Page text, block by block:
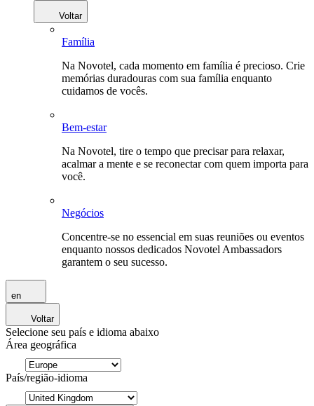
Voltar
Família
Na Novotel, cada momento em família é precioso. Crie
memórias duradouras com sua família enquanto
cuidamos de vocês.
Bem-estar
Na Novotel, tire o tempo que precisar para relaxar,
acalmar a mente e se reconectar com quem importa para
você.
Negócios
Concentre-se no essencial em suas reuniões ou eventos
enquanto nossos dedicados Novotel Ambassadors
garantem o seu sucesso.
en
Voltar
Selecione seu país e idioma abaixo
Área geográfica
País/região-idioma